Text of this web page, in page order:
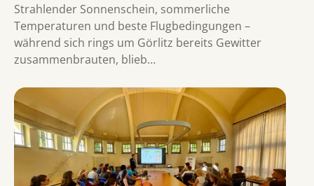
Strahlender Sonnenschein, sommerliche
Temperaturen und beste Flugbedingungen –
während sich rings um Görlitz bereits Gewitter
zusammenbrauten, blieb…